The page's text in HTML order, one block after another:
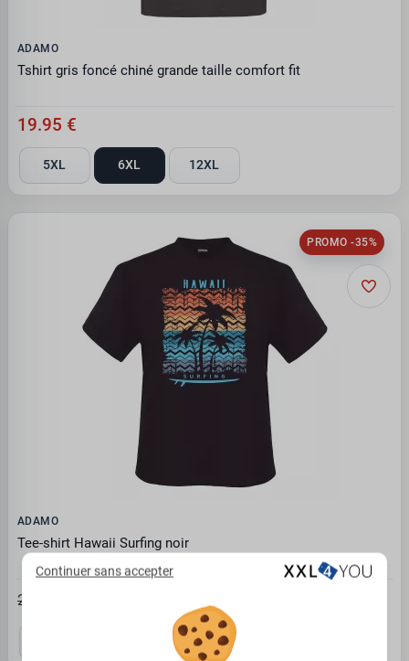
ADAMO
Tshirt gris foncé chiné grande taille comfort fit
19.95 €
5XL 6XL 12XL
PROMO -35%
ADAMO
Tee-shirt Hawaii Surfing noir
25.95 €
Continuer sans accepter